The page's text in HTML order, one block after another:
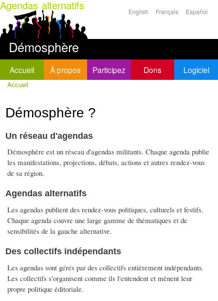
Aller au
principal
Langues
English Français Español
Démosphère
Agendas alternatifs
Accueil À propos Participez Dons Logiciel
Accueil
Démosphère ?
Un réseau d'agendas
Démosphère est un réseau d'agendas militants. Chaque agenda publie
les manifestations, projections, débats, actions et autres rendez-vous
de sa région.
Agendas alternatifs
Les agendas publient des rendez-vous politiques, culturels et festifs.
Chaque agenda couvre une large gamme de thématiques et de
sensibilités de la gauche alternative.
Des collectifs indépendants
Les agendas sont gérés par des collectifs entièrement indépendants.
Les collectifs s'organisent comme ils l'entendent et mènent leur
propre politique éditoriale.